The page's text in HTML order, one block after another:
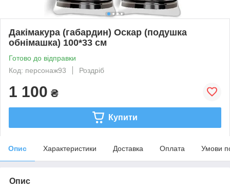
Дакімакура (габардин) Оскар (подушка
обнімашка) 100*33 см
Готово до відправки
Код: персонаж93
Роздріб
1 100 ₴
Купити
Опис Характеристики Доставка Оплата Умови
Опис